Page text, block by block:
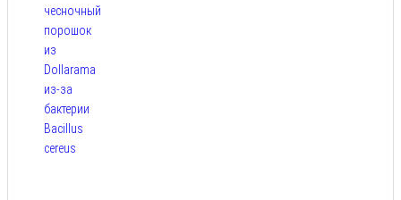
чесночный
порошок
из
Dollarama
из-за
бактерии
Bacillus
cereus